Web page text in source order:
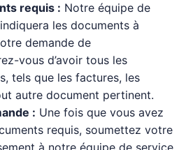
requis : Notre équipe de
les documents à
demande de
vous d’avoir tous les
tels que les factures, les
autre document pertinent.
: Une fois que vous avez
requis, soumettez votre
à notre équipe de service